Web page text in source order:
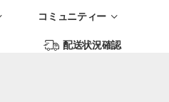
コミュニティー
配送状況確認